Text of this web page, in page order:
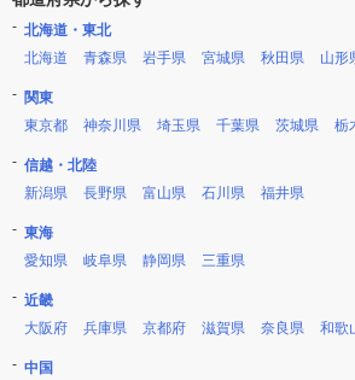
北海道・東北
北海道
青森県 岩手県 宮城県 秋田県 山形
関東
東京都
神奈川県 埼玉県 千葉県 茨城県 栃
信越・北陸
新潟県
長野県 富山県 石川県 福井県
東海
愛知県
岐阜県 静岡県 三重県
近畿
大阪府
兵庫県 京都府 滋賀県 奈良県 和歌
中国